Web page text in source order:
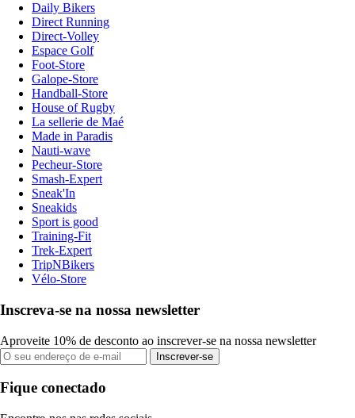
Daily Bikers
Direct Running
Direct-Volley
Espace Golf
Foot-Store
Galope-Store
Handball-Store
House of Rugby
La sellerie de Maé
Made in Paradis
Nauti-wave
Pecheur-Store
Smash-Expert
Sneak'In
Sneakids
Sport is good
Training-Fit
Trek-Expert
TripNBikers
Vélo-Store
Inscreva-se na nossa newsletter
Aproveite 10% de desconto ao inscrever-se na nossa newsletter
Inscrever-se
Fique conectado